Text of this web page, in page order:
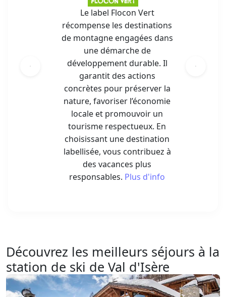
Le label Flocon Vert
récompense les destinations
de montagne engagées dans
une démarche de
développement durable. Il
garantit des actions
concrètes pour préserver la
nature, favoriser l’économie
locale et promouvoir un
tourisme respectueux. En
choisissant une destination
labellisée, vous contribuez à
des vacances plus
responsables. Plus d'info
Découvrez les meilleurs séjours à la
station de ski de Val d'Isère